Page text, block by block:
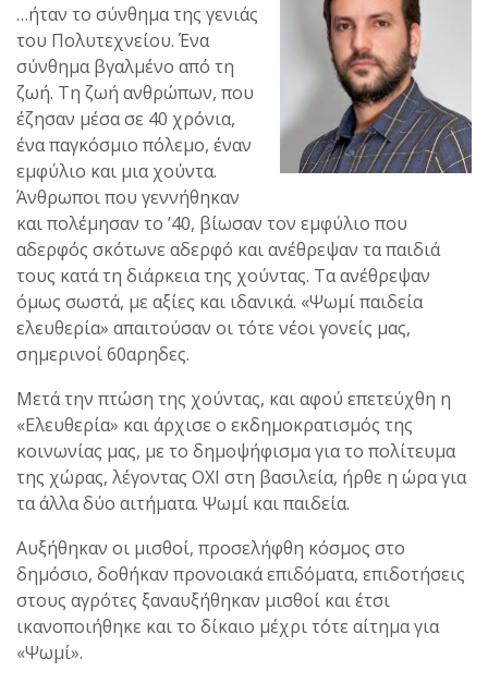
…ήταν το σύνθημα της γενιάς
του Πολυτεχνείου. Ένα
σύνθημα βγαλμένο από τη
ζωή. Τη ζωή ανθρώπων, που
έζησαν μέσα σε 40 χρόνια,
ένα παγκόσμιο πόλεμο, έναν
εμφύλιο και μια χούντα.
Άνθρωποι που γεννήθηκαν
και πολέμησαν το ’40, βίωσαν τον εμφύλιο που
αδερφός σκότωνε αδερφό και ανέθρεψαν τα παιδιά
τους κατά τη διάρκεια της χούντας. Τα ανέθρεψαν
όμως σωστά, με αξίες και ιδανικά. «Ψωμί παιδεία
ελευθερία» απαιτούσαν οι τότε νέοι γονείς μας,
σημερινοί 60αρηδες.
Μετά την πτώση της χούντας, και αφού επετεύχθη η
«Ελευθερία» και άρχισε ο εκδημοκρατισμός της
κοινωνίας μας, με το δημοψήφισμα για το πολίτευμα
της χώρας, λέγοντας ΟΧΙ στη βασιλεία, ήρθε η ώρα για
τα άλλα δύο αιτήματα. Ψωμί και παιδεία.
Αυξήθηκαν οι μισθοί, προσελήφθη κόσμος στο
δημόσιο, δοθήκαν προνοιακά επιδόματα, επιδοτήσεις
στους αγρότες ξαναυξήθηκαν μισθοί και έτσι
ικανοποιήθηκε και το δίκαιο μέχρι τότε αίτημα για
«Ψωμί».